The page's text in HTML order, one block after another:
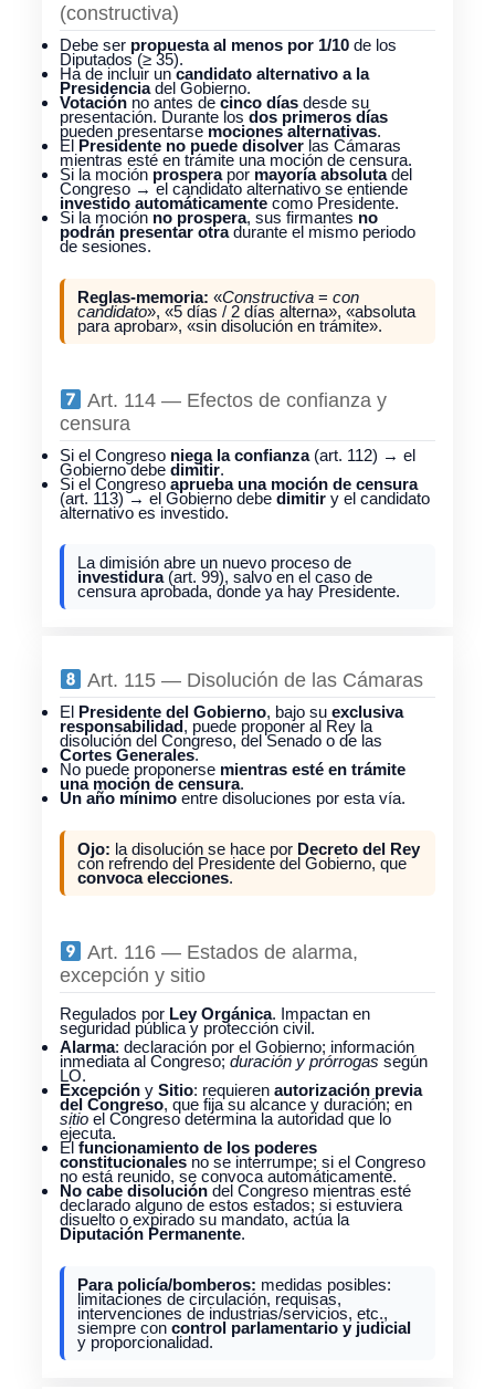
(constructiva)
Debe ser propuesta al menos por 1/10 de los
Diputados (≥ 35).
Ha de incluir uncandidato alternativo a la
Presidenciadel Gobierno.
Votación no antes de cinco días desde su
presentación. Durante los dos primeros días
pueden presentarse mociones alternativas.
El Presidente no puede disolver las Cámaras
mientras esté en trámite una moción de censura.
Si la moción prosperapor mayoría absolutadel
Congreso → el candidato alternativo se entiende
investido automáticamente como Presidente.
Si la moción no prospera, sus firmantes no
podrán presentar otradurante el mismo periodo
de sesiones.
Reglas-memoria: «Constructiva = con
candidato», «5 días / 2 días alterna», «absoluta
para aprobar», «sin disolución en trámite».
Art. 114 — Efectos de confianza y
censura
Si el Congreso niega la confianza(art. 112) → el
Gobierno debe dimitir.
Si el Congreso aprueba una moción de censura
(art. 113) → el Gobierno debe dimitir y el candidato
alternativo es investido.
La dimisión abre un nuevo proceso de
investidura(art. 99), salvo en el caso de
censura aprobada, donde ya hay Presidente.
Art. 115 — Disolución de las Cámaras
El Presidente del Gobierno, bajo su exclusiva
responsabilidad, puede proponer al Rey la
disolución del Congreso, del Senado o de las
Cortes Generales.
No puede proponerse mientras esté en trámite
una moción de censura.
Un año mínimo entre disoluciones por esta vía.
Ojo: la disolución se hace por Decreto del Rey
con refrendo del Presidente del Gobierno, que
convoca elecciones.
Art. 116 — Estados de alarma,
excepción y sitio
Regulados por Ley Orgánica. Impactan en
seguridad pública y protección civil.
Alarma: declaración por el Gobierno; información
inmediata al Congreso; duración y prórrogas según
LO.
Excepción y Sitio: requieren autorización previa
del Congreso, que fija su alcance y duración; en
sitio el Congreso determina la autoridad que lo
ejecuta.
El funcionamiento de los poderes
constitucionales no se interrumpe; si el Congreso
no está reunido, se convoca automáticamente.
No cabe disolución del Congreso mientras esté
declarado alguno de estos estados; si estuviera
disuelto o expirado su mandato, actúa la
Diputación Permanente.
Para policía/bomberos: medidas posibles:
limitaciones de circulación, requisas,
intervenciones de industrias/servicios, etc.,
siempre con control parlamentario y judicial
y proporcionalidad.